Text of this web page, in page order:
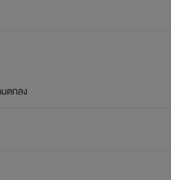
ตกลง